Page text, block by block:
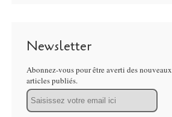
Newsletter
Abonnez-vous pour être averti des nouveaux
articles publiés.
Email